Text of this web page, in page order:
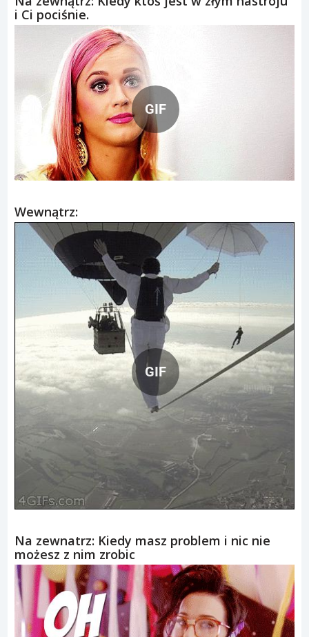
i Ci pociśnie.
GIF
Wewnątrz:
GIF
Na zewnatrz: Kiedy masz problem i nic nie
możesz z nim zrobic